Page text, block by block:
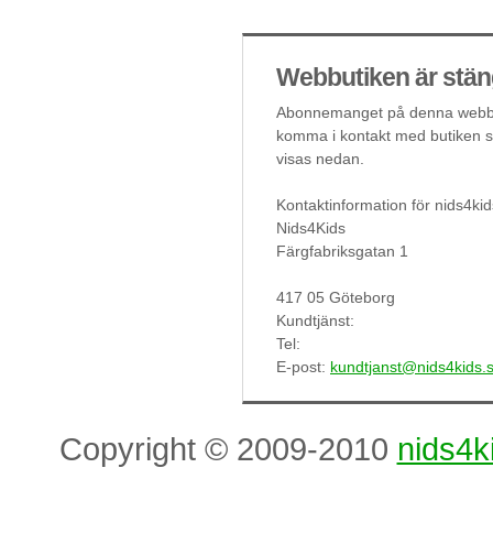
Webbutiken är
Abonnemanget på denna
komma i kontakt med butiken
visas nedan.
Kontaktinformation för
Nids4Kids
Färgfabriksgatan 1
417 05 Göteborg
Kundtjänst:
Tel:
E-post:
Copyright © 2009-2010